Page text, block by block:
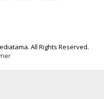
All Rights Reserved.